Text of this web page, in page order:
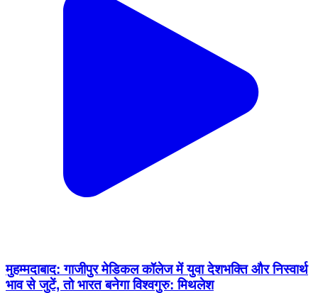
मुहम्मदाबाद: गाजीपुर मेडिकल कॉलेज में युवा देशभक्ति और निस्वार्थ
भाव से जुटें, तो भारत बनेगा विश्वगुरु: मिथलेश